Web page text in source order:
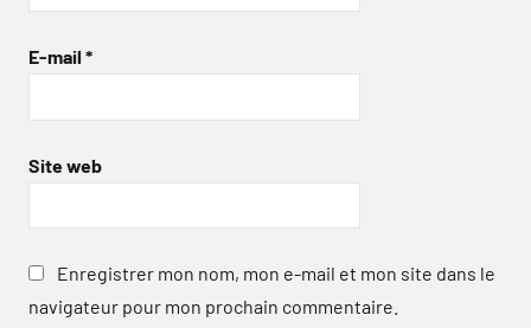
E-mail *
Site web
Enregistrer mon nom, mon e-mail et mon site dans le
navigateur pour mon prochain commentaire.